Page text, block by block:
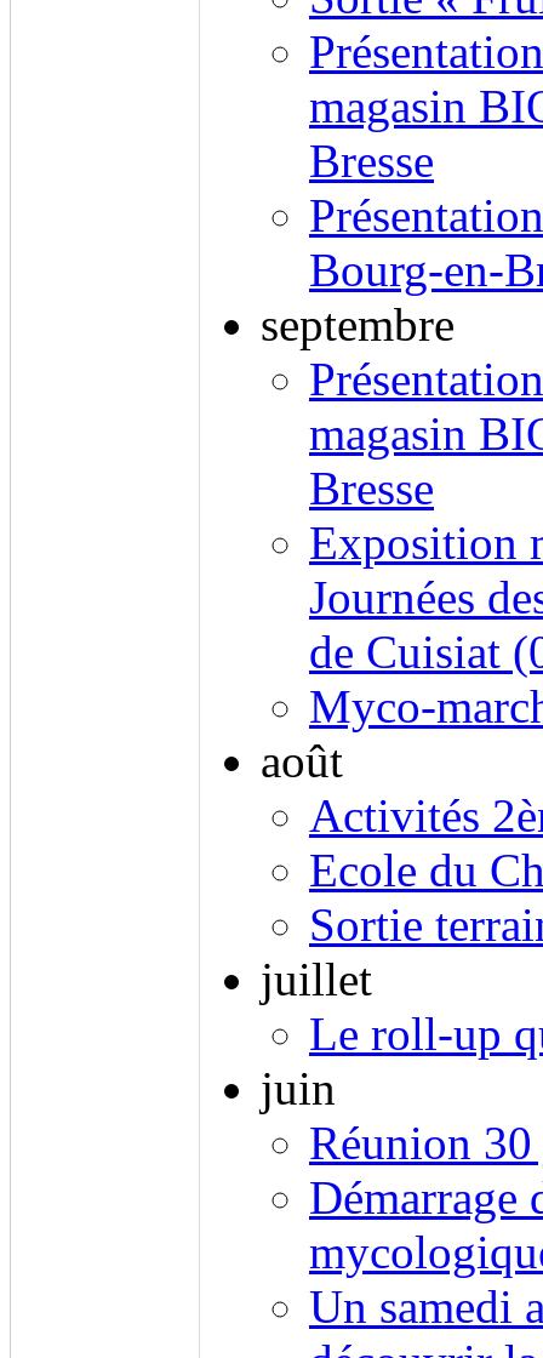
magasin
Bresse
Bourg-en-
septembre
magasin
Bresse
Exposition
Journées
de Cuisiat
Myco-
août
Activités
Ecole du
Sortie
juillet
Le roll-up
juin
Réunion
Démarrage
Un samedi